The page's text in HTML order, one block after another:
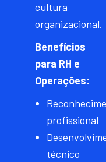
cultura
organizacional.
Benefícios
para RH e
Operações:
profissional
técnico